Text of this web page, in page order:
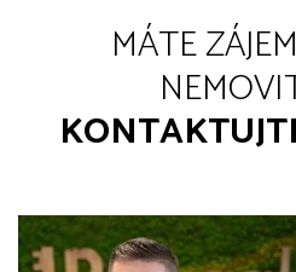
MÁTE